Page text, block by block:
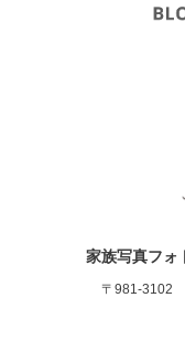
家族写真フォ
〒981-3102